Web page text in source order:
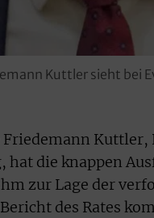
Kuttler sieht bei
Friedemann
hat die knappen
zur Lage der
des Rates